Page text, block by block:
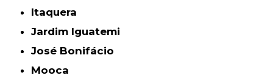
Itaquera
Jardim Iguatemi
José Bonifácio
Mooca